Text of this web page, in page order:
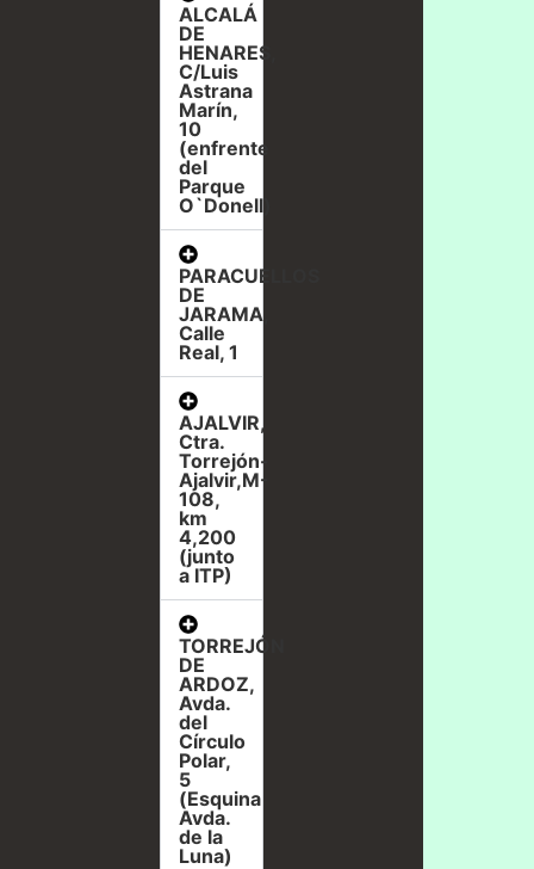
ALCALÁ
DE
HENARES,
C/Luis
Astrana
Marín,
10
(enfrente
del
Parque
O`Donell)
PARACUELLOS
DE
JARAMA,
Calle
Real, 1
AJALVIR,
Ctra.
Torrejón-
Ajalvir,M-
108,
km
4,200
(junto
a ITP)
TORREJÓN
DE
ARDOZ,
Avda.
del
Círculo
Polar,
5
(Esquina
Avda.
de la
Luna)